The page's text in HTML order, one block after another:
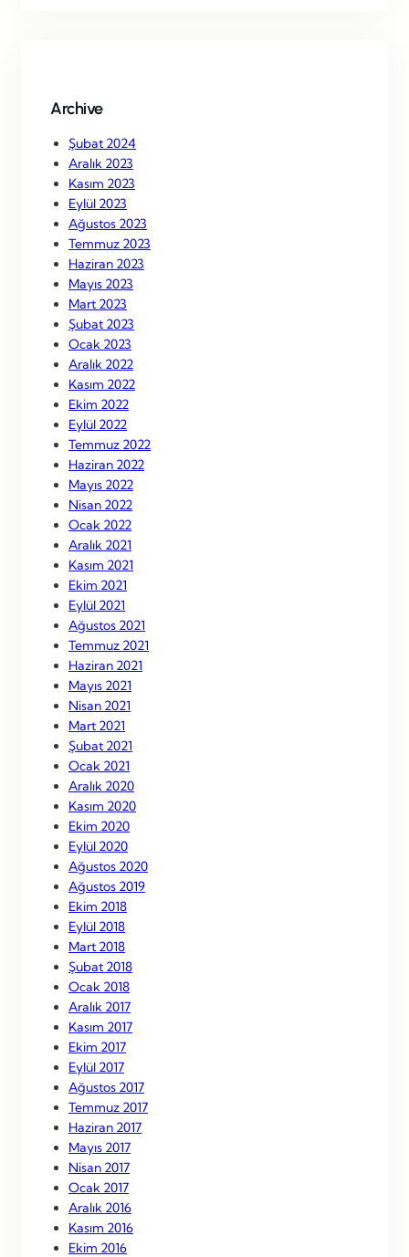
Archive
Şubat 2024
Aralık 2023
Kasım 2023
Eylül 2023
Ağustos 2023
Temmuz 2023
Haziran 2023
Mayıs 2023
Mart 2023
Şubat 2023
Ocak 2023
Aralık 2022
Kasım 2022
Ekim 2022
Eylül 2022
Temmuz 2022
Haziran 2022
Mayıs 2022
Nisan 2022
Ocak 2022
Aralık 2021
Kasım 2021
Ekim 2021
Eylül 2021
Ağustos 2021
Temmuz 2021
Haziran 2021
Mayıs 2021
Nisan 2021
Mart 2021
Şubat 2021
Ocak 2021
Aralık 2020
Kasım 2020
Ekim 2020
Eylül 2020
Ağustos 2020
Ağustos 2019
Ekim 2018
Eylül 2018
Mart 2018
Şubat 2018
Ocak 2018
Aralık 2017
Kasım 2017
Ekim 2017
Eylül 2017
Ağustos 2017
Temmuz 2017
Haziran 2017
Mayıs 2017
Nisan 2017
Ocak 2017
Aralık 2016
Kasım 2016
Ekim 2016